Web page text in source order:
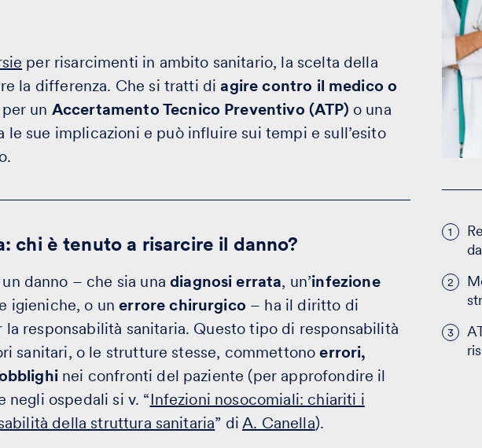
1
2
3
per risarcimenti in ambito sanitario, la scelta della
la differenza. Che si tratti diagire contro il medico o
un Accertamento Tecnico Preventivo (ATP) o una
le sue implicazioni e può influire sui tempi e sull’esito
chi è tenuto a risarcire il danno?
danno – che sia unadiagnosi errata, un’infezione
igieniche, o unerrore chirurgico – ha il diritto di
responsabilità sanitaria. Questo tipo di responsabilità
sanitari, o le strutture stesse, commettono errori,
nei confronti del paziente (per approfondire il
ospedali si v. “Infezioni nosocomiali: chiariti i
della struttura sanitaria” diA. Canella).